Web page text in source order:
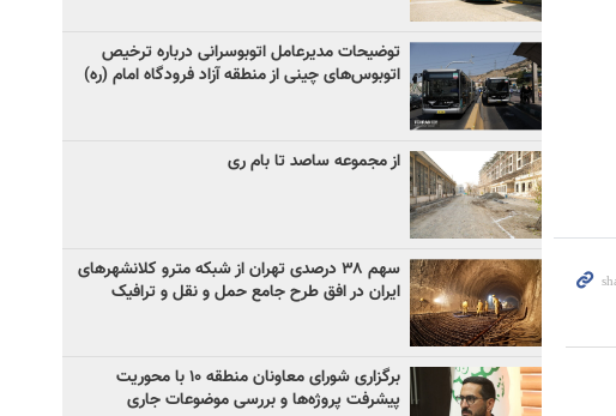
توضیحات مدیرعامل اتوبوسرانی درباره ترخیص
اتوبوس‌های چینی از منطقه آزاد فرودگاه امام (ره)
از مجموعه ساصد تا بام ری
سهم ۳۸ درصدی تهران از شبکه مترو کلانشهرهای
ایران در افق طرح جامع حمل و نقل و ترافیک
برگزاری شورای معاونان منطقه ۱۰ با محوریت
پیشرفت پروژه‌ها و بررسی موضوعات جاری